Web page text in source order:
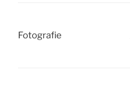
Fotografie